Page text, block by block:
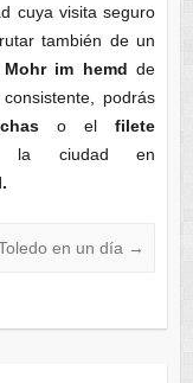
cuya visita seguro
también de un
Mohr im hemdde
podrás
o elfilete
ciudad en
en un día →